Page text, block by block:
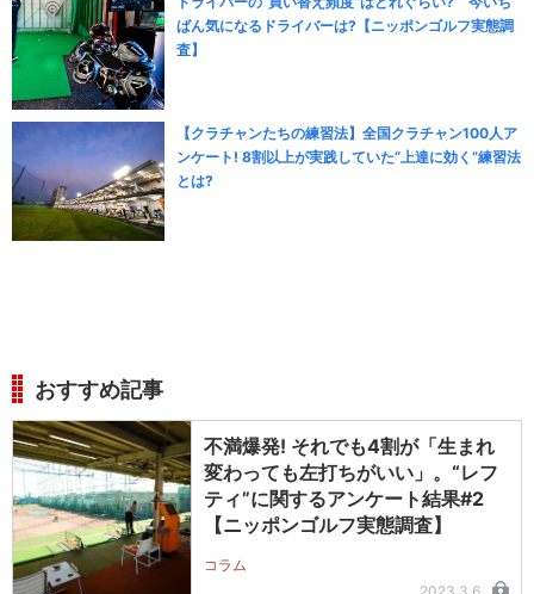
ばん気になるドライバーは?【ニッポンゴルフ実態調
査】
【クラチャンたちの練習法】全国クラチャン100人ア
ンケート! 8割以上が実践していた“上達に効く”練習法
とは?
おすすめ記事
不満爆発! それでも4割が「生まれ
変わっても左打ちがいい」。“レフ
ティ”に関するアンケート結果#2
【ニッポンゴルフ実態調査】
コラム